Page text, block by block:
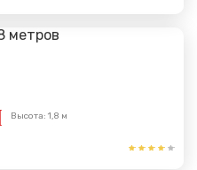
Высота: 1,8 м